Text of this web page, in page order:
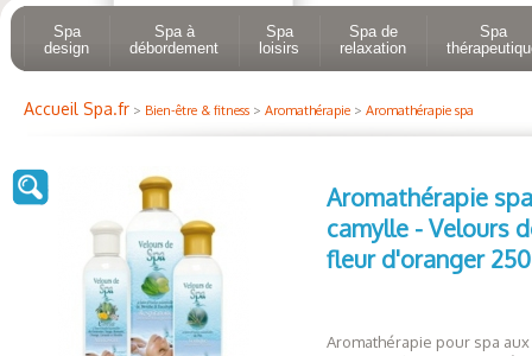
Spa
design
Spa à
débordement
Spa
loisirs
Spa de
relaxation
Spa
Accueil Spa.fr > Bien-être & fitness > Aromathérapie > Aromathérapie spa
Aromathérapie spa
camylle - Velours
fleur d'oranger
Aromathérapie pour spa